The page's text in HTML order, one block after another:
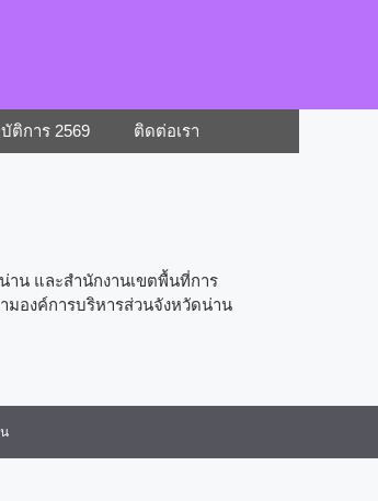
ติการ 2569 ติดต่อเรา
าน และสำนักงานเขตพื้นที่การ
องค์การบริหารส่วนจังหวัดน่าน